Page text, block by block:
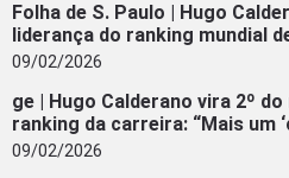
Folha de S. Paulo | Hugo
liderança do ranking mundial
09/02/2026
ge | Hugo Calderano vira 2º
ranking da carreira: “Mais um
09/02/2026